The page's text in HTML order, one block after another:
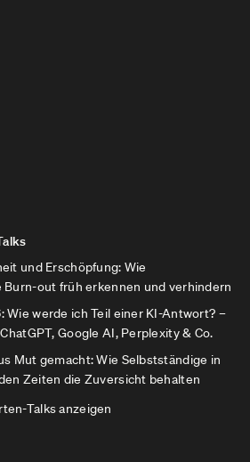
und Erschöpfung: Wie
Burn-out früh erkennen und verhindern
Wie werde ich Teil einer KI-Antwort? –
Google AI, Perplexity & Co.
Mut gemacht: Wie Selbstständige in
Zeiten die Zuversicht behalten
Talks anzeigen